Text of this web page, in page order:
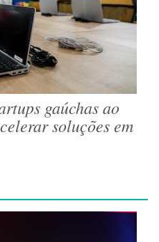
gaúchas ao
soluções em